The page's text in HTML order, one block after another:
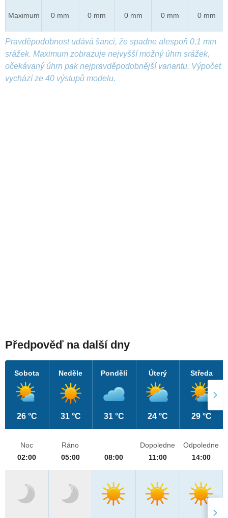
Maximum 0 mm 0 mm 0 mm 0 mm 0 mm
Pravděpodobnost udává šanci, že spadne alespoň 0,1 mm
srážek. Maximum zobrazuje nejvyšší možný úhrn srážek,
očekávaný úhrn pak nejpravděpodobnější variantu. Výpočet
vychází ze 40 výstupů modelu.
Předpověď na další dny
Sobota
26 °C
Neděle
31 °C
Pondělí
31 °C
Úterý
24 °C
Středa
29 °C
Noc
02:00
Ráno
05:00
08:00
Dopoledne
11:00
Odpoledne
14:00